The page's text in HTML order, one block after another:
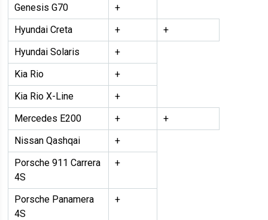
Genesis G70
+
Hyundai Creta
+
+
Hyundai Solaris
+
Kia Rio
+
Kia Rio X-Line
+
Mercedes E200
+
+
Nissan Qashqai
+
Porsche 911 Carrera
4S
+
Porsche Panamera
4S
+